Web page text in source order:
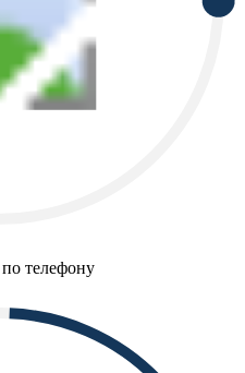
телефону